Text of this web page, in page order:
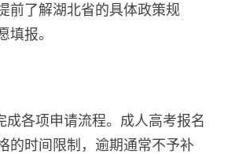
前了解湖北省的具体政策规
填报。
各项申请流程。成人高考报名
的时间限制，逾期通常不予补